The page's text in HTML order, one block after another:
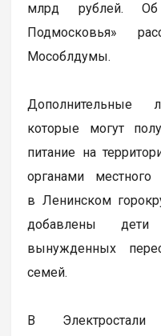
млрд рублей.
Подмосковья»
Мособлдумы.
Дополнительные
которые могут
питание на
органами местного
в Ленинском
добавлены
вынужденных
семей.
В Электростали